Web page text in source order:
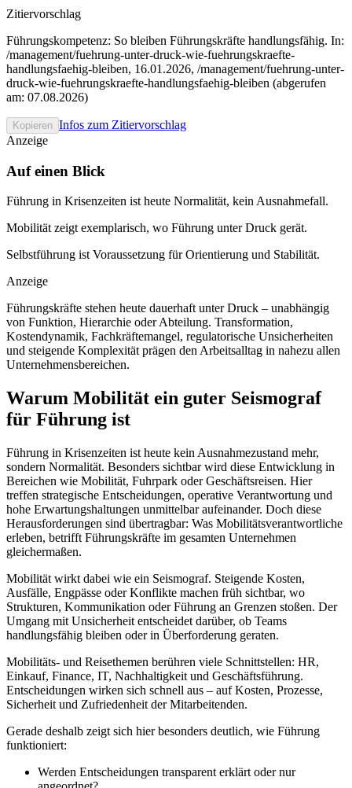
Zitiervorschlag
Führungskompetenz: So bleiben Führungskräfte handlungsfähig. In:
/management/fuehrung-unter-druck-wie-fuehrungskraefte-
handlungsfaehig-bleiben, 16.01.2026, /management/fuehrung-unter-
druck-wie-fuehrungskraefte-handlungsfaehig-bleiben (abgerufen
am: 07.08.2026)
Kopieren Infos zum Zitiervorschlag
Anzeige
Auf einen Blick
Führung in Krisenzeiten ist heute Normalität, kein Ausnahmefall.
Mobilität zeigt exemplarisch, wo Führung unter Druck gerät.
Selbstführung ist Voraussetzung für Orientierung und Stabilität.
Anzeige
Führungskräfte stehen heute dauerhaft unter Druck – unabhängig
von Funktion, Hierarchie oder Abteilung. Transformation,
Kostendynamik, Fachkräftemangel, regulatorische Unsicherheiten
und steigende Komplexität prägen den Arbeitsalltag in nahezu allen
Unternehmensbereichen.
Warum Mobilität ein guter Seismograf
für Führung ist
Führung in Krisenzeiten ist heute kein Ausnahmezustand mehr,
sondern Normalität. Besonders sichtbar wird diese Entwicklung in
Bereichen wie Mobilität, Fuhrpark oder Geschäftsreisen. Hier
treffen strategische Entscheidungen, operative Verantwortung und
hohe Erwartungshaltungen unmittelbar aufeinander. Doch diese
Herausforderungen sind übertragbar: Was Mobilitätsverantwortliche
erleben, betrifft Führungskräfte im gesamten Unternehmen
gleichermaßen.
Mobilität wirkt dabei wie ein Seismograf. Steigende Kosten,
Ausfälle, Engpässe oder Konflikte machen früh sichtbar, wo
Strukturen, Kommunikation oder Führung an Grenzen stoßen. Der
Umgang mit Unsicherheit entscheidet darüber, ob Teams
handlungsfähig bleiben oder in Überforderung geraten.
Mobilitäts- und Reisethemen berühren viele Schnittstellen: HR,
Einkauf, Finance, IT, Nachhaltigkeit und Geschäftsführung.
Entscheidungen wirken sich schnell aus – auf Kosten, Prozesse,
Sicherheit und Zufriedenheit der Mitarbeitenden.
Gerade deshalb zeigt sich hier besonders deutlich, wie Führung
funktioniert:
Werden Entscheidungen transparent erklärt oder nur